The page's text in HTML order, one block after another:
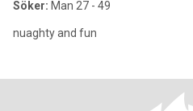
Söker: Man 27 - 49
nuaghty and fun